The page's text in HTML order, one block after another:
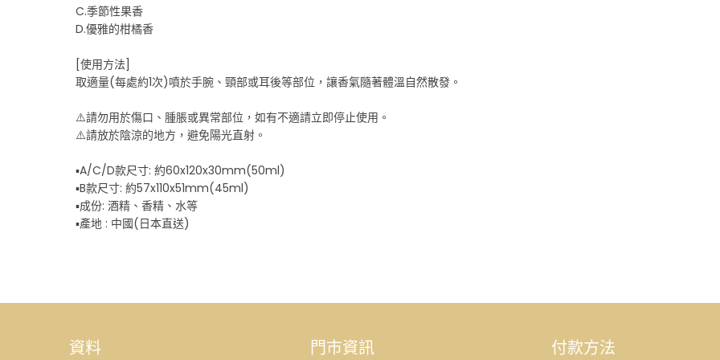
C.季節性果香
D.優雅的柑橘香
[使用方法]
取適量(每處約1次)噴於手腕、頸部或耳後等部位，讓香氣隨著體溫自然散發。
⚠️請勿用於傷口、腫脹或異常部位，如有不適請立即停止使用。
⚠️請放於陰涼的地方，避免陽光直射。
▪️A/C/D款尺寸: 約60x120x30mm(50ml)
▪️B款尺寸: 約57x110x51mm(45ml)
▪️成份: 酒精、香精、水等
▪️產地 : 中國(日本直送)
資料 門市資訊 付款方法